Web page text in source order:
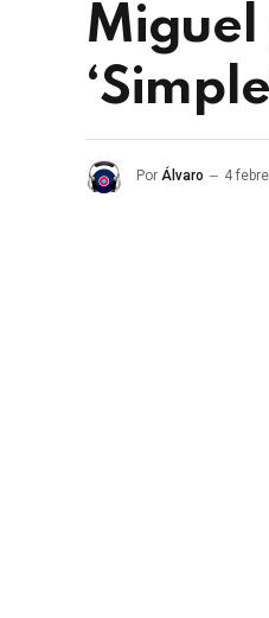
Miguel
Por Álvaro 4